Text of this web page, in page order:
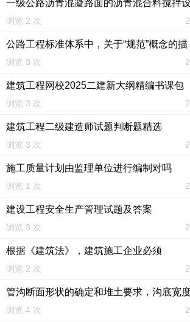
一级公路沥青混凝路面的沥青混合料搅拌
浏览 2 次
公路工程标准体系中，关于“规范”概念的描
浏览 3 次
建筑工程网校2025二建新大纲精编书课包
浏览 3 次
建筑工程二级建造师试题判断题精选
浏览 3 次
施工质量计划由监理单位进行编制对吗
浏览 1 次
建设工程安全生产管理试题及答案
浏览 3 次
根据《建筑法》，建筑施工企业必须
浏览 2 次
管沟断面形状的确定和堆土要求，沟底宽
浏览 4 次